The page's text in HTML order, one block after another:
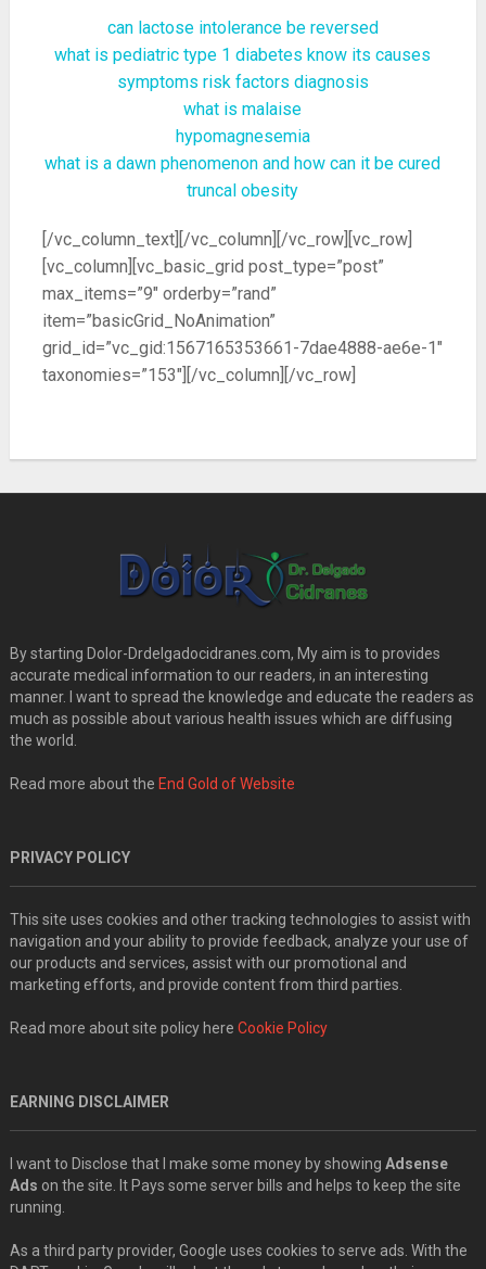
can lactose intolerance be reversed
what is pediatric type 1 diabetes know its causes
symptoms risk factors diagnosis
what is malaise
hypomagnesemia
what is a dawn phenomenon and how can it be cured
truncal obesity
[/vc_column_text][/vc_column][/vc_row][vc_row]
[vc_column][vc_basic_grid post_type=”post”
max_items=”9″ orderby=”rand”
item=”basicGrid_NoAnimation”
grid_id=”vc_gid:1567165353661-7dae4888-ae6e-1″
taxonomies=”153″][/vc_column][/vc_row]
By starting Dolor-Drdelgadocidranes.com, My aim is to provides
accurate medical information to our readers, in an interesting
manner. I want to spread the knowledge and educate the readers as
much as possible about various health issues which are diffusing
the world.
Read more about the End Gold of Website
PRIVACY POLICY
This site uses cookies and other tracking technologies to assist with
navigation and your ability to provide feedback, analyze your use of
our products and services, assist with our promotional and
marketing efforts, and provide content from third parties.
Read more about site policy here Cookie Policy
EARNING DISCLAIMER
I want to Disclose that I make some money by showing Adsense
Ads on the site. It Pays some server bills and helps to keep the site
running.
As a third party provider, Google uses cookies to serve ads. With the